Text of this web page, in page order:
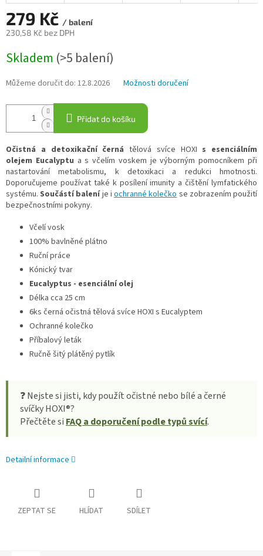
279 Kč / balení
230,58 Kč bez DPH
cena:
Skladem (>5 balení)
Můžeme doručit do: 12.8.2026 Možnosti doručení
Přidat do košíku
Očistná a detoxikační černá tělová svíce HOXI s esenciálním
olejem Eucalyptu a s včelím voskem je výborným pomocníkem při
nastartování metabolismu, k detoxikaci a redukci hmotnosti.
Doporučujeme používat také k posílení imunity a čištění lymfatického
systému.Součástí baleníje iochranné kolečkose zobrazením použití
bezpečnostními pokyny.
Včelí vosk
100% bavlněné plátno
Ruční práce
Kónický tvar
Eucalyptus - esenciální olej
Délka cca 25 cm
6ks černá očistná tělová svíce HOXI s Eucalyptem
Ochranné kolečko
Příbalový leták
Ručně šitý plátěný pytlík
❓ Nejste si jisti, kdy použít očistné nebo bílé a černé
svíčky HOXI®?
Přečtěte si FAQ a doporučení podle typů svící.
Detailní informace
ZEPTAT SE HLÍDAT SDÍLET